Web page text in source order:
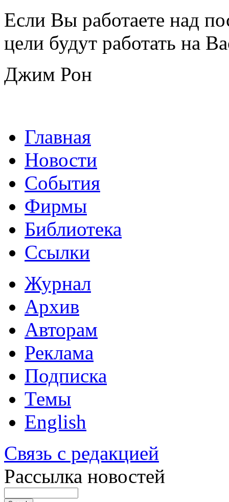
Если Вы работаете над
цели будут работать на
Джим Рон
Главная
Новости
События
Фирмы
Библиотека
Ссылки
Журнал
Архив
Авторам
Реклама
Подписка
Темы
English
Связь с редакцией
Рассылка новостей